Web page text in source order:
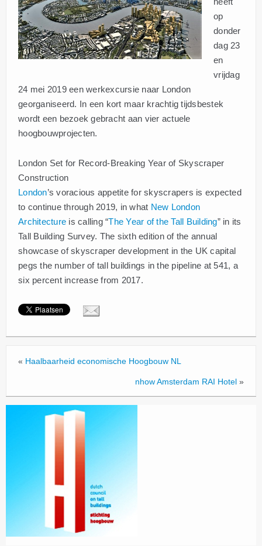
op
donder
dag 23
en
vrijdag
24 mei 2019 een werkexcursie naar London
georganiseerd. In een kort maar krachtig tijdsbestek
wordt een bezoek gebracht aan vier actuele
hoogbouwprojecten.
London Set for Record-Breaking Year of Skyscraper
Construction
London’s voracious appetite for skyscrapers is expected
to continue through 2019, in what New London
Architecture is calling “The Year of the Tall Building” in its
Tall Building Survey. The sixth edition of the annual
showcase of skyscraper development in the UK capital
pegs the number of tall buildings in the pipeline at 541, a
six percent increase from 2017.
« Haalbaarheid economische Hoogbouw NL
nhow Amsterdam RAI Hotel »